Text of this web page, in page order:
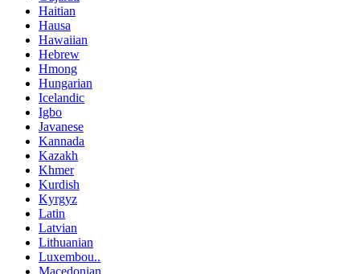
Haitian
Hausa
Hawaiian
Hebrew
Hmong
Hungarian
Icelandic
Igbo
Javanese
Kannada
Kazakh
Khmer
Kurdish
Kyrgyz
Latin
Latvian
Lithuanian
Luxembou..